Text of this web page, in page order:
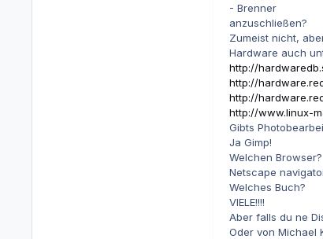
- Brenner
anzuschließen?
Zumeist nicht,
Hardware auch
http://
http://
http://
http://www.linux-
Gibts
Ja Gimp!
Welchen Browser?
Netscape
Welches Buch?
VIELE!!!!
Aber falls du ne
Oder von Michael